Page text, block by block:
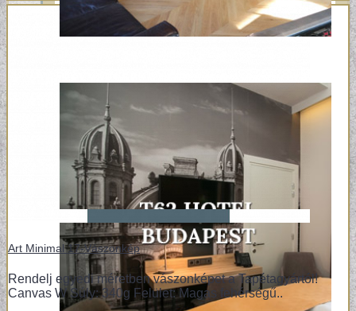
Art Minimal 17-Vászonkép
Rendelj egyedi méretben vászonképet a Tapétagyártól!
Canvas W Súly: 340g Felület: Magas fehérségű..